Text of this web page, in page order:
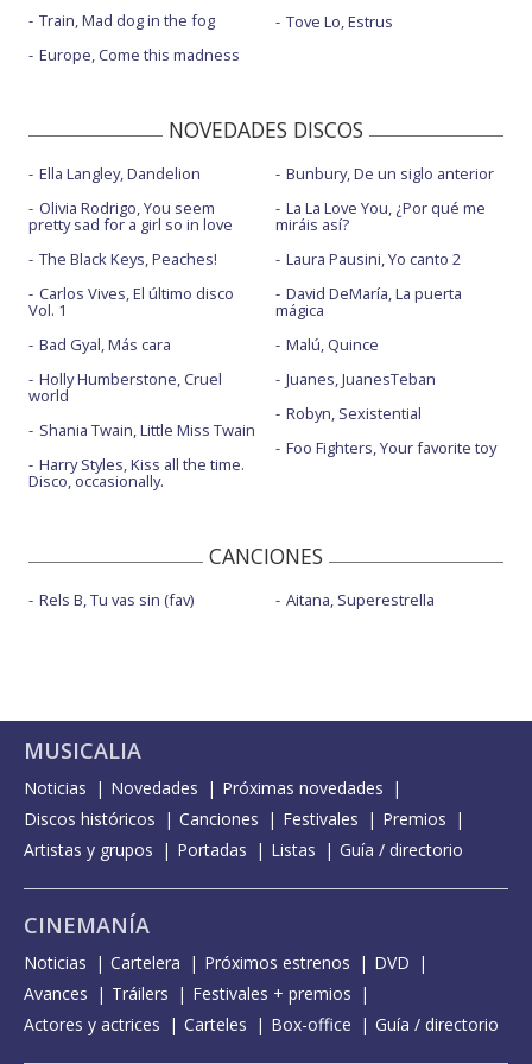
Train, Mad dog in the fog
Europe, Come this madness
Tove Lo, Estrus
NOVEDADES DISCOS
Ella Langley, Dandelion
Olivia Rodrigo, You seem
pretty sad for a girl so in love
The Black Keys, Peaches!
Carlos Vives, El último disco
Vol. 1
Bad Gyal, Más cara
Holly Humberstone, Cruel
world
Shania Twain, Little Miss Twain
Harry Styles, Kiss all the time.
Disco, occasionally.
Bunbury, De un siglo anterior
La La Love You, ¿Por qué me
miráis así?
Laura Pausini, Yo canto 2
David DeMaría, La puerta
mágica
Malú, Quince
Juanes, JuanesTeban
Robyn, Sexistential
Foo Fighters, Your favorite toy
CANCIONES
Rels B, Tu vas sin (fav) Aitana, Superestrella
MUSICALIA
Noticias Novedades
Próximas novedades
Discos históricos
Canciones Festivales
Premios
Artistas y grupos
Portadas Listas Guía / directorio
CINEMANÍA
Noticias Cartelera Próximos estrenos
DVD
Avances
Tráilers
Festivales + premios
Actores y actrices
Carteles Box-office Guía / directorio